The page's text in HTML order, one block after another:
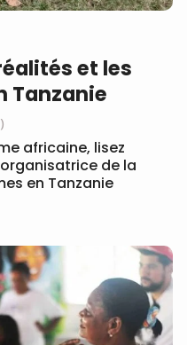
et les
Tanzanie
africaine, lisez
de la
en Tanzanie